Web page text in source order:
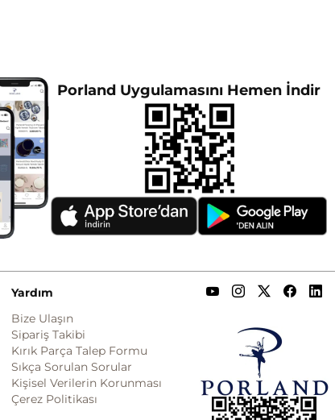
Porland Uygulamasını Hemen İndir
Yardım
Bize Ulaşın
Sipariş Takibi
Kırık Parça Talep Formu
Sıkça Sorulan Sorular
Kişisel Verilerin Korunması
Çerez Politikası